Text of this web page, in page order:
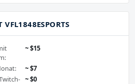
VFL1848ESPORTS
~ $15
~ $7
~ $0